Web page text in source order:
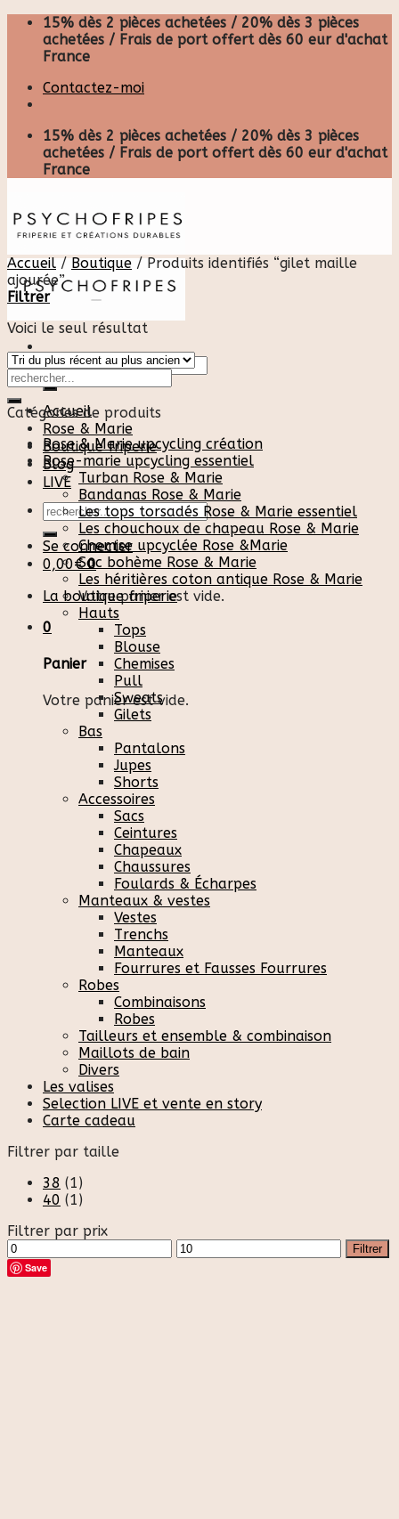
Skip
content
15% dès 2 pièces achetées / 20% dès 3 pièces
achetées / Frais de port offert dès 60 eur d'achat
France
Contactez-moi
15% dès 2 pièces achetées / 20% dès 3 pièces
achetées / Frais de port offert dès 60 eur d'achat
France
Recherche
pour :
Accueil
Rose & Marie
Boutique friperie
Blog
LIVE
Recherche
pour :
Se connecter
0,00€ 0
Votre panier est vide.
0
Panier
Votre panier est vide.
Accueil / Boutique /Produits identifiés “gilet maille
ajourée”
Filtrer
Voici le seul résultat
Catégories de produits
Rose & Marie upcycling création
Rose-marie upcycling essentiel
Turban Rose & Marie
Bandanas Rose & Marie
Les tops torsadés Rose & Marie essentiel
Les chouchoux de chapeau Rose & Marie
Chemise upcyclée Rose &Marie
Sac bohème Rose & Marie
Les héritières coton antique Rose & Marie
La boutique friperie
Hauts
Tops
Blouse
Chemises
Pull
Sweats
Gilets
Bas
Pantalons
Jupes
Shorts
Accessoires
Sacs
Ceintures
Chapeaux
Chaussures
Foulards & Écharpes
Manteaux & vestes
Vestes
Trenchs
Manteaux
Fourrures et Fausses Fourrures
Robes
Combinaisons
Robes
Tailleurs et ensemble & combinaison
Maillots de bain
Divers
Les valises
Selection LIVE et vente en story
Carte cadeau
Filtrer par taille
38 (1)
40 (1)
Filtrer par prix
Prix
min
Prix
max
Filtrer
Save